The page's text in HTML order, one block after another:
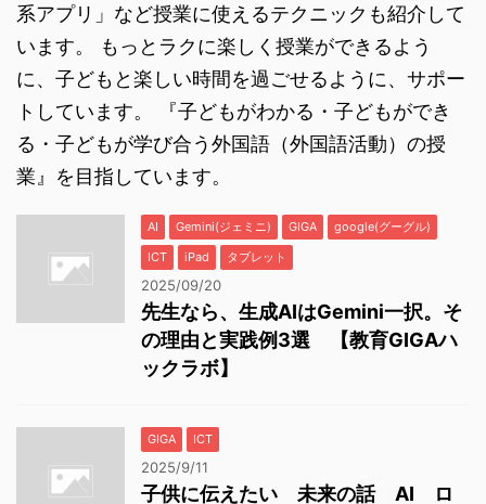
系アプリ」など授業に使えるテクニックも紹介して
います。 もっとラクに楽しく授業ができるよう
に、子どもと楽しい時間を過ごせるように、サポー
トしています。 『子どもがわかる・子どもができ
る・子どもが学び合う外国語（外国語活動）の授
業』を目指しています。
AI Gemini(ジェミニ) GIGA
google(グーグル)
ICT
iPad タブレット
2025/09/20
先生なら、生成AIはGemini一択。そ
の理由と実践例3選 【教育GIGAハ
ックラボ】
GIGA ICT
2025/9/11
子供に伝えたい 未来の話 AI ロ